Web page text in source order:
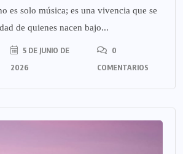
es solo música; es una vivencia que se
de quienes nacen bajo...
5 DE JUNIO DE
2026
0
COMENTARIOS